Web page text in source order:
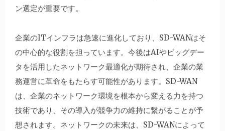
ン選定が重要です。
企業のITインフラは急速に進化しており、SD-WANはそ
の中心的な役割を担っています。今後はAIやビッグデー
タを活用したネットワーク最適化が期待され、企業の業
務運営に革命をもたらす可能性があります。SD-WAN
は、企業のネットワーク環境を根本から変える力を持つ
技術であり、その導入が競争力の維持に繋がることが予
想されます。ネットワークの未来は、SD-WANによって